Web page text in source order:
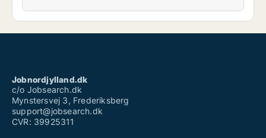
Jobnordjylland.dk
c/o Jobsearch.dk
Mynstersvej 3, Frederiksberg
support@jobsearch.dk
CVR: 39925311